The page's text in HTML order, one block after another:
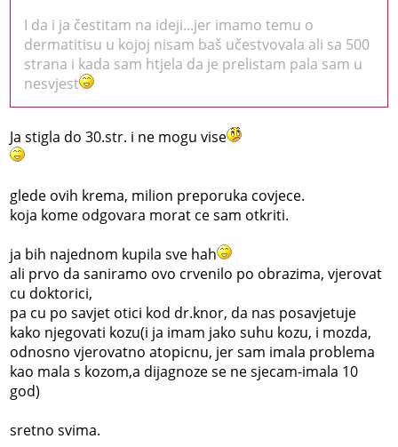
I da i ja čestitam na ideji...jer imamo temu o
dermatitisu u kojoj nisam baš učestvovala ali sa 500
strana i kada sam htjela da je prelistam pala sam u
nesvjest
Ja stigla do 30.str. i ne mogu vise
glede ovih krema, milion preporuka covjece.
koja kome odgovara morat ce sam otkriti.
ja bih najednom kupila sve hah
ali prvo da saniramo ovo crvenilo po obrazima, vjerovat
cu doktorici,
pa cu po savjet otici kod dr.knor, da nas posavjetuje
kako njegovati kozu(i ja imam jako suhu kozu, i mozda,
odnosno vjerovatno atopicnu, jer sam imala problema
kao mala s kozom,a dijagnoze se ne sjecam-imala 10
god)
sretno svima.